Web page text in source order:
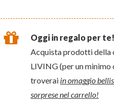
Oggi in regalo per te!
Acquista prodotti della
LIVING (per un minimo
troverai in omaggio
sorprese nel carrello!